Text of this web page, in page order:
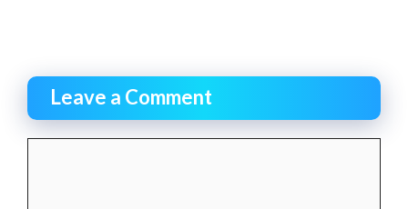
Leave a Comment